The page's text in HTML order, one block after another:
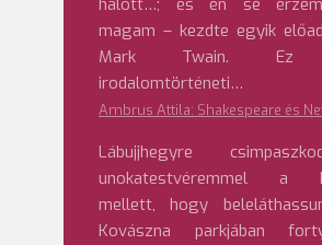
halott…; és én se
magam – kezdte egyik
Mark Twain. Ez
irodalomtörténeti…
Ambrus Attila: Shakespeare és
Lábujjhegyre
unokatestvéremmel a
mellett, hogy
Kovászna parkjában